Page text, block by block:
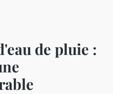
de pluie :